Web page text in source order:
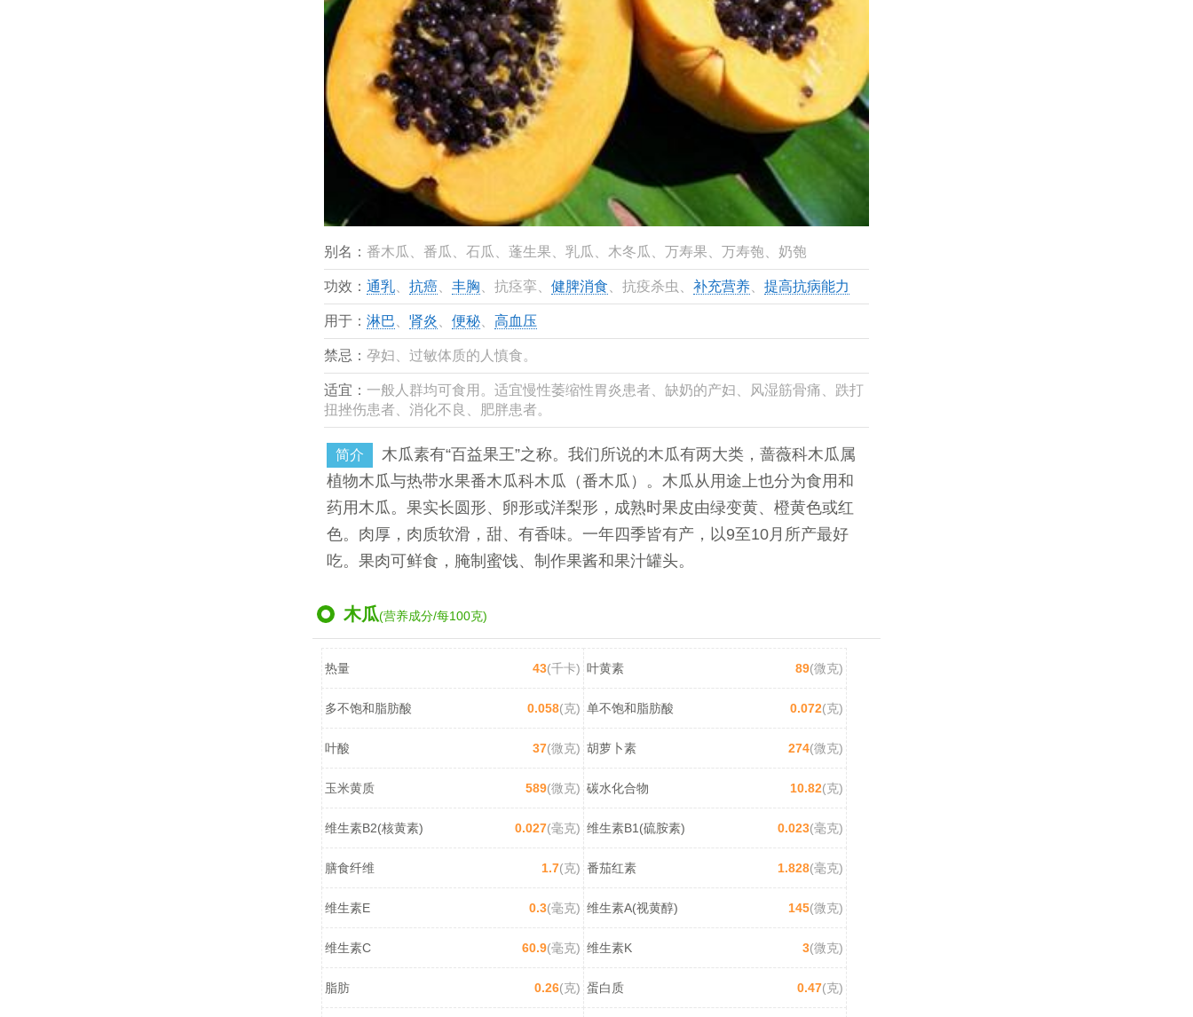
别名： 番木瓜、番瓜、石瓜、蓬生果、乳瓜、木冬瓜、万寿果、万寿匏、奶匏
功效： 通乳、 抗癌、 丰胸 、抗痉挛、 健脾消食 、抗疫杀虫、 补充营养、 提高抗病能力
用于： 淋巴 肾炎 便秘、 高血压
禁忌： 孕妇、过敏体质的人慎食。
适宜： 一般人群均可食用。适宜慢性萎缩性胃炎患者、缺奶的产妇、风湿筋骨痛、跌打
扭挫伤患者、消化不良、肥胖患者。
简介
木瓜素有“百益果王”之称。我们所说的木瓜有两大类，蔷薇科木瓜属
植物木瓜与热带水果番木瓜科木瓜（番木瓜）。木瓜从用途上也分为食用和
药用木瓜。果实长圆形、卵形或洋梨形，成熟时果皮由绿变黄、橙黄色或红
色。肉厚，肉质软滑，甜、有香味。一年四季皆有产，以9至10月所产最好
吃。果肉可鲜食，腌制蜜饯、制作果酱和果汁罐头。
木瓜(营养成分/每100克)
热量 43(千卡) 叶黄素 89(微克)
多不饱和脂肪酸 0.058(克) 单不饱和脂肪酸 0.072(克)
叶酸 37(微克) 胡萝卜素 274(微克)
玉米黄质 589(微克) 碳水化合物 10.82(克)
维生素B2(核黄素) 0.027(毫克) 维生素B1(硫胺素) 0.023(毫克)
膳食纤维 1.7(克) 番茄红素 1.828(毫克)
维生素E 0.3(毫克) 维生素A(视黄醇) 145(微克)
维生素C 60.9(毫克) 维生素K 3(微克)
脂肪 0.26(克) 蛋白质 0.47(克)